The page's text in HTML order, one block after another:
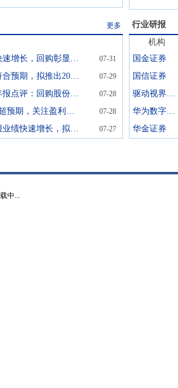
更多
业绩维持快速增长，回购彰显发展信心 07-31
中报业绩符合预期，拟推出200-400亿元回购计划 07-29
2026年半年报点评：回购股份夯实信心，业绩持续增长，符合预期 07-28
2季度出货超预期，关注盈利修复节奏及供需变化；维持买入 07-28
公司半年报业绩快速增长，拟回购A股股份，建议“买进” 07-27
行业研报
机构
国金证券
国信证券
驱动视界(北京)技术
华为数字能源技术
华金证券